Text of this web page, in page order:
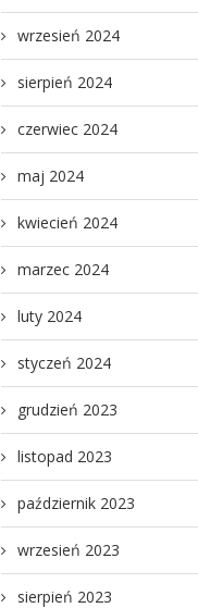
wrzesień 2024
sierpień 2024
czerwiec 2024
maj 2024
kwiecień 2024
marzec 2024
luty 2024
styczeń 2024
grudzień 2023
listopad 2023
październik 2023
wrzesień 2023
sierpień 2023